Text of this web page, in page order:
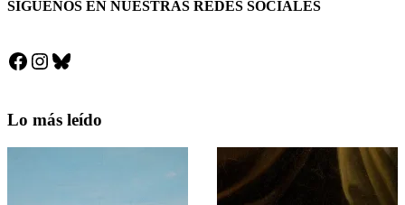
SÍGUENOS EN NUESTRAS REDES SOCIALES
Facebook
Instagram
Bluesky
Lo más leído